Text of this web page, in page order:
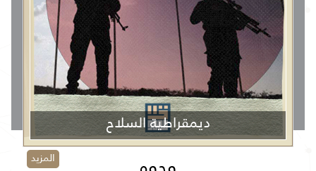
ديمقراطية السلاح
المزيد